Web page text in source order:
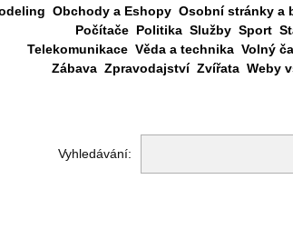
Obchody a Eshopy Osobní stránky a
Počítače Politika Služby Sport
Telekomunikace Věda a technika Volný
Zábava Zpravodajství Zvířata Weby
Vyhledávání: